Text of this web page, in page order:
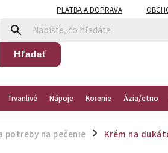
PLATBA A DOPRAVA
Hľadať
Trvanlivé Nápoje Korenie Ázia/etno
potreby na pečenie / Krém na